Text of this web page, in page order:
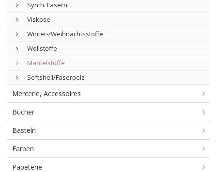
Synth. Fasern
Viskose
Winter-/Weihnachtsstoffe
Wollstoffe
Mantelstoffe
Softshell/Faserpelz
Mercerie, Accessoires
Bücher
Basteln
Farben
Papeterie